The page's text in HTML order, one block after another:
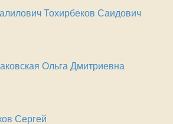
Тохирбеков Саидович
Ольга Дмитриевна
Сергей